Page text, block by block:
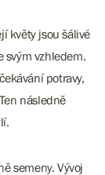
květy jsou šálivé
svým vzhledem.
potravy,
následně
semeny. Vývoj